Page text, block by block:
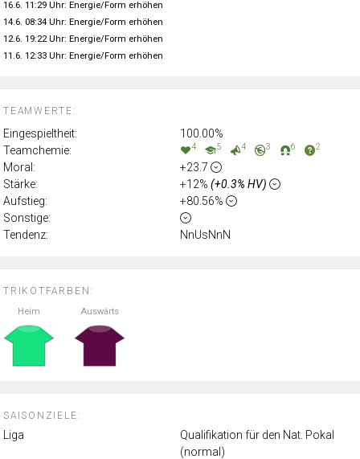
TRIKOTFARBEN:
Heim Auswärts
SAISONZIELE:
Liga
Qualifikation für den Nat. Pokal
(normal)
TEAMWERTE:
Eingespieltheit:
100.00%
Teamchemie:
4 5 4 3 6 2
Moral:
+23.7
Stärke:
+12% (+0.3% HV)
Aufstieg:
+80.56%
Sonstige:
Tendenz:
NnUsNnN
16.6. 11:29 Uhr: Energie/Form erhöhen
14.6. 08:34 Uhr: Energie/Form erhöhen
12.6. 19:22 Uhr: Energie/Form erhöhen
11.6. 12:33 Uhr: Energie/Form erhöhen